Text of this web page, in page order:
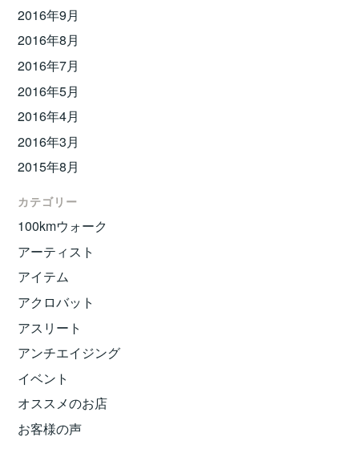
2016年9月
2016年8月
2016年7月
2016年5月
2016年4月
2016年3月
2015年8月
カテゴリー
100kmウォーク
アーティスト
アイテム
アクロバット
アスリート
アンチエイジング
イベント
オススメのお店
お客様の声